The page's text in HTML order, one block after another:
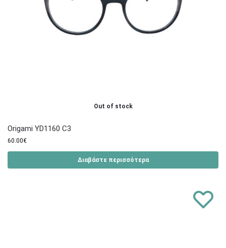
Out of stock
Origami YD1160 C3
60.00€
Διαβάστε περισσότερα